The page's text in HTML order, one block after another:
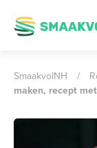
SmaakvolNH /
maken, recept